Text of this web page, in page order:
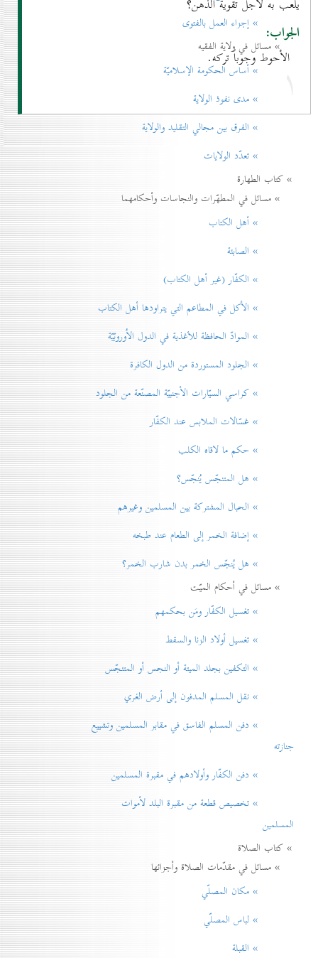
يلعب به لأجل تقوية الذهن؟
الجواب:
الأحوط وجوباً تركه.
۱
» إجزاء العمل بالفتوی
» مسائل في ولاية الفقيه
» أساس الحكومة الإسلاميّة
» مدی نفوذ الولاية
» الفرق بين مجالي التقليد والولاية
» تعدّد الولايات
» كتاب الطهارة
» مسائل في المطهّرات والنجاسات وأحكامهما
» أهل الكتاب
» الصابئة
» الكفّار (غير أهل الكتاب)
» الأكل في المطاعم التي يتراودها أهل الكتاب
» الموادّ الحافظة للأغذية في الدول الاُوروبّيّة
» الجلود المستوردة من الدول الكافرة
» كراسي السيّارات الأجنبيّة المصنّعة من الجلود
» غسّالات الملابس عند الكفّار
» حكم ما لاقاه الكلب
» هل المتنجّس يُنجّس؟
» الحبال المشتركة بين المسلمين وغيرهم
» إضافة الخمر إلی الطعام عند طبخه
» هل يُنجّس الخمر بدن شارب الخمر؟
» مسائل في أحكام الميّت
» تغسيل الكفّار ومَن بحكمهم
» تغسيل أولاد الزنا والسقط
» التكفين بجلد الميتة أو النجس أو المتنجّس
» نقل المسلم المدفون إلی أرض الغري
» دفن المسلم الفاسق في مقابر المسلمين وتشييع
جنازته
» دفن الكفّار وأولادهم في مقبرة المسلمين
» تخصيص قطعة من مقبرة البلد لأموات
المسلمين
» كتاب الصلاة
» مسائل في مقدّمات الصلاة وأجزائها
» مكان المصلّي
» لباس المصلّي
» القبلة